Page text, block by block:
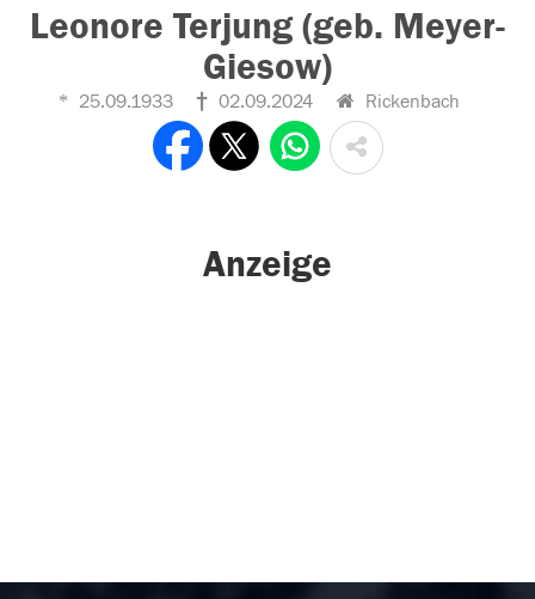
Leonore Terjung (geb. Meyer-
Giesow)
25.09.1933 02.09.2024 Rickenbach
Anzeige